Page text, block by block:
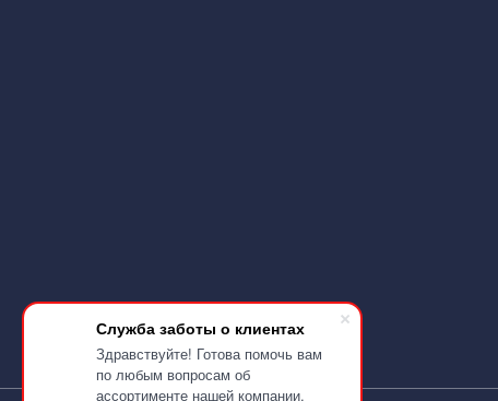
Служба заботы о клиентах
Здравствуйте! Готова помочь вам
по любым вопросам об
ассортименте нашей компании.